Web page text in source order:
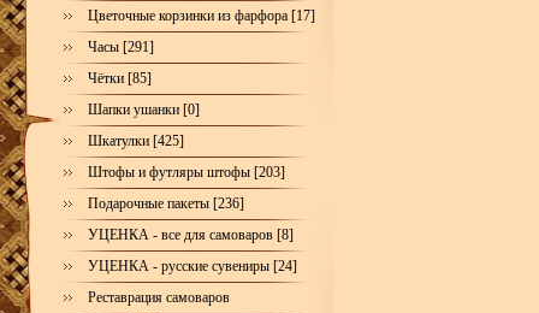
Цветочные корзинки из фарфора [17]
Часы [291]
Чётки [85]
Шапки ушанки [0]
Шкатулки [425]
Штофы и футляры штофы [203]
Подарочные пакеты [236]
УЦЕНКА - все для самоваров [8]
УЦЕНКА - русские сувениры [24]
Реставрация самоваров